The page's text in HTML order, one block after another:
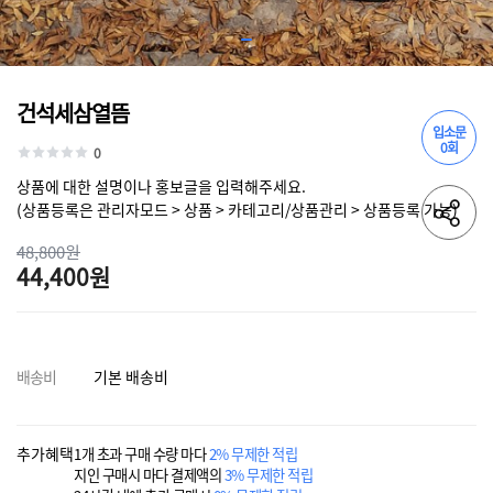
입소문
0회
건석세삼열뜸
0
상품에 대한 설명이나 홍보글을 입력해주세요.
(상품등록은 관리자모드 > 상품 > 카테고리/상품관리 > 상품등록 가능)
48,800원
44,400원
배송비 기본 배송비
추가혜택1개 초과 구매 수량 마다2% 무제한 적립
지인 구매시 마다 결제액의3% 무제한 적립